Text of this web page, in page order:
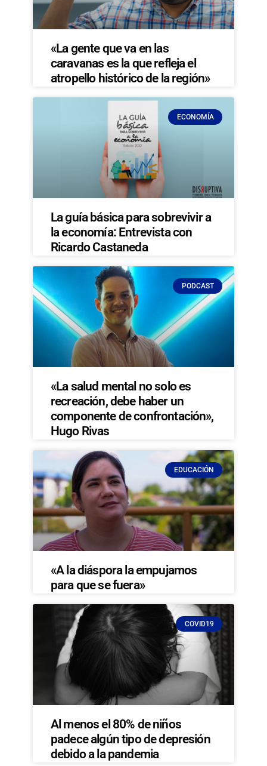
«La gente que va en las
caravanas es la que refleja el
atropello histórico de la región»
ECONOMÍA
La guía básica para sobrevivir a
la economía: Entrevista con
Ricardo Castaneda
PODCAST
«La salud mental no solo es
recreación, debe haber un
componente de confrontación»,
Hugo Rivas
EDUCACIÓN
«A la diáspora la empujamos
para que se fuera»
COVID19
Al menos el 80% de niños
padece algún tipo de depresión
debido a la pandemia